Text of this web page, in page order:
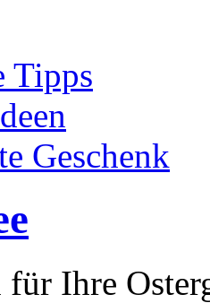
Tipps
Geschenk
für Ihre